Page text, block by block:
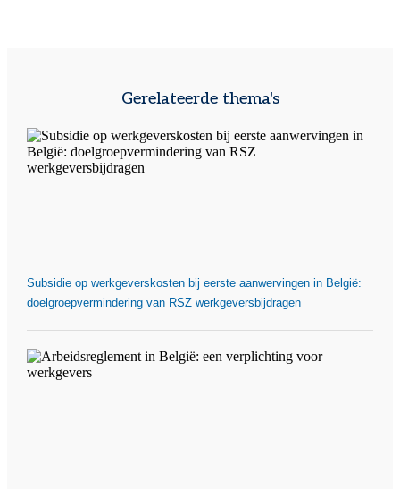
Gerelateerde thema's
Subsidie op werkgeverskosten bij eerste aanwervingen in België:
doelgroepvermindering van RSZ werkgeversbijdragen